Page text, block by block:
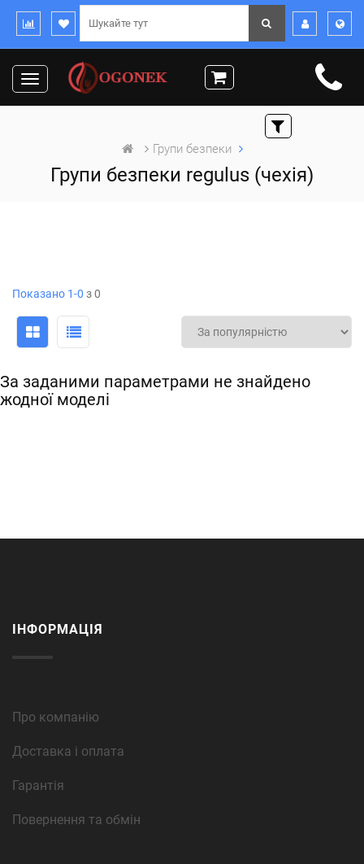
Toggle
navigation
Групи безпеки
Групи безпеки regulus (чехія)
Показано 1-0 з 0
За заданими параметрами не знайдено
жодної моделі
ІНФОРМАЦІЯ
Про компанію
Доставка і оплата
Гарантія
Повернення та обмін